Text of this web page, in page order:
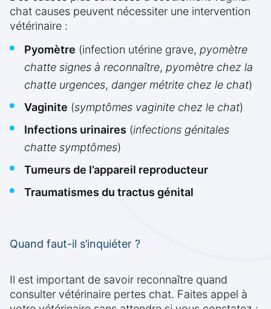
chat causes peuvent nécessiter une intervention
vétérinaire :
Pyomètre (infection utérine grave, pyomètre
chatte signes à reconnaître, pyomètre chez la
chatte urgences, danger métrite chez le chat)
Vaginite (symptômes vaginite chez le chat)
Infections urinaires (infections génitales
chatte symptômes)
Tumeurs de l’appareil reproducteur
Traumatismes du tractus génital
Quand faut-il s’inquiéter ?
Il est important de savoir reconnaître quand
consulter vétérinaire pertes chat. Faites appel à